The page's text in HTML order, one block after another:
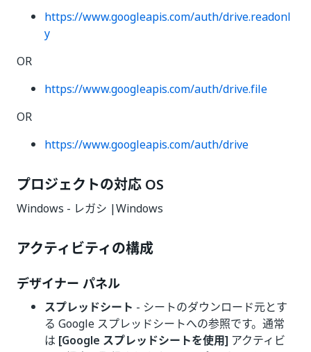
https://www.googleapis.com/auth/drive.readonl
y
OR
https://www.googleapis.com/auth/drive.file
OR
https://www.googleapis.com/auth/drive
プロジェクトの対応 OS
Windows - レガシ |Windows
アクティビティの構成
デザイナー パネル
スプレッドシート - シートのダウンロード元とす
る Google スプレッドシートへの参照です。通常
は [Google スプレッドシートを使用] アクティビ